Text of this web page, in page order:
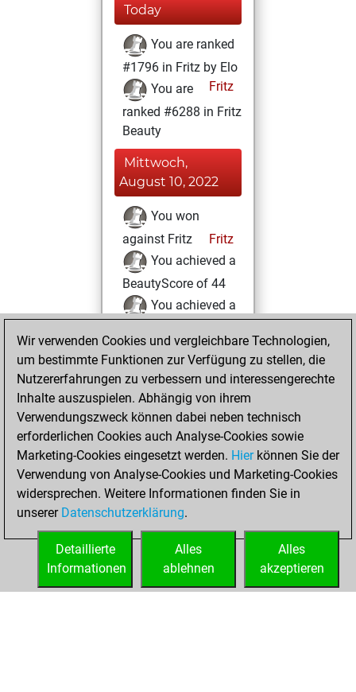
Today
You are ranked
#1796 in Fritz by Elo
Fritz
You are
ranked #6288 in Fritz
Beauty
Mittwoch,
August 10, 2022
You won
against Fritz
Fritz
You achieved a
BeautyScore of 44
You achieved a
Samstag, Mai 28,
2022
You created
your Fritz account
Fritz
You
played 1 blitz games
Play
You
blitz
Wir verwenden Cookies und vergleichbare Technologien,
um bestimmte Funktionen zur Verfügung zu stellen, die
Nutzererfahrungen zu verbessern und interessengerechte
Inhalte auszuspielen. Abhängig von ihrem
Verwendungszweck können dabei neben technisch
erforderlichen Cookies auch Analyse-Cookies sowie
Marketing-Cookies eingesetzt werden. Hierkönnen Sie der
Verwendung von Analyse-Cookies und Marketing-Cookies
widersprechen. Weitere Informationen finden Sie in
unserer Datenschutzerklärung.
Alles
akzeptieren
Alles
ablehnen
Detaillierte
Informationen